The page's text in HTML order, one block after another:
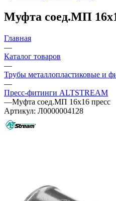
Муфта соед.МП
Главная
—
Каталог товаров
—
Трубы металлопластиковые и
—
Пресс-фитинги ALTSTREAM
—Муфта соед.МП 16х16 пресс
Артикул: Л0000004128